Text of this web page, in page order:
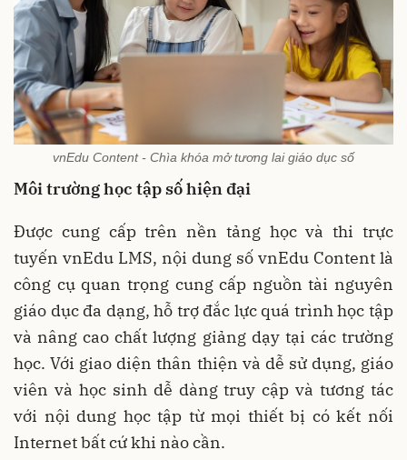
vnEdu Content - Chìa khóa mở tương lai giáo dục số
Môi trường học tập số hiện đại
Được cung cấp trên nền tảng học và thi trực
tuyến vnEdu LMS, nội dung số vnEdu Content là
công cụ quan trọng cung cấp nguồn tài nguyên
giáo dục đa dạng, hỗ trợ đắc lực quá trình học tập
và nâng cao chất lượng giảng dạy tại các trường
học. Với giao diện thân thiện và dễ sử dụng, giáo
viên và học sinh dễ dàng truy cập và tương tác
với nội dung học tập từ mọi thiết bị có kết nối
Internet bất cứ khi nào cần.